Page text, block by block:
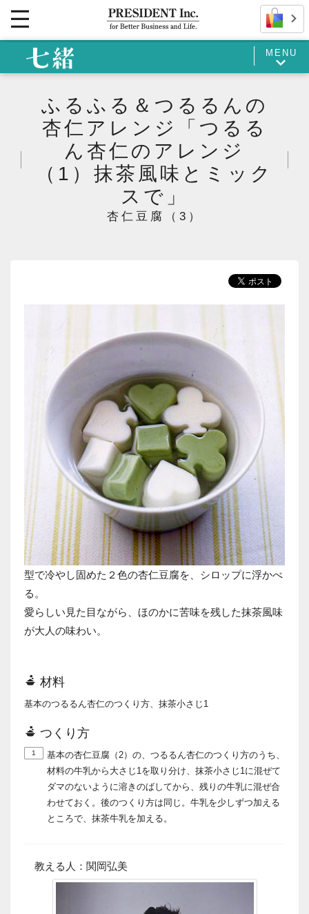
MENU
ふるふる＆つるるんの
杏仁アレンジ「つるる
ん杏仁のアレンジ
（1）抹茶風味とミック
スで」
杏仁豆腐（3）
型で冷やし固めた２色の杏仁豆腐を、シロップに浮かべ
る。
愛らしい見た目ながら、ほのかに苦味を残した抹茶風味
が大人の味わい。
材料
基本のつるるん杏仁のつくり方、抹茶小さじ1
つくり方
1
基本の杏仁豆腐（2）の、つるるん杏仁のつくり方のうち、
材料の牛乳から大さじ1を取り分け、抹茶小さじ1に混ぜて
ダマのないように溶きのばしてから、残りの牛乳に混ぜ合
わせておく。後のつくり方は同じ。牛乳を少しずつ加える
ところで、抹茶牛乳を加える。
教える人：関岡弘美